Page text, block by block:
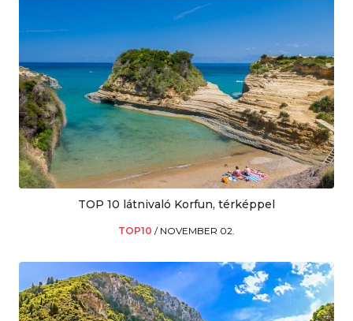
TOP 10 látnivaló Korfun, térképpel
TOP10 / NOVEMBER 02.